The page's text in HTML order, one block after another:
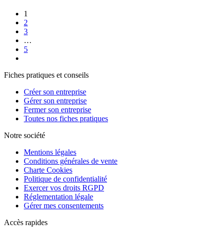
1
2
3
…
5
Fiches pratiques et conseils
Créer son entreprise
Gérer son entreprise
Fermer son entreprise
Toutes nos fiches pratiques
Notre société
Mentions légales
Conditions générales de vente
Charte Cookies
Politique de confidentialité
Exercer vos droits RGPD
Réglementation légale
Gérer mes consentements
Accès rapides